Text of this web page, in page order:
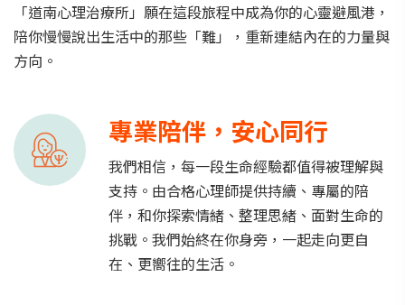
「道南心理治療所」願在這段旅程中成為你的心靈避風港，
陪你慢慢說出生活中的那些「難」，重新連結內在的力量與
方向。
專業陪伴，安心同行
我們相信，每一段生命經驗都值得被理解與
支持。由合格心理師提供持續、專屬的陪
伴，和你探索情緒、整理思緒、面對生命的
挑戰。我們始終在你身旁，一起走向更自
在、更嚮往的生活。